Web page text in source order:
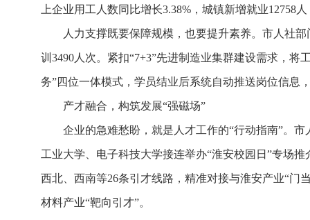
上企业用工人数同比增长3.38%，城镇新增就业12758
人力支撑既要保障规模，也要提升素养。市人社
训3490人次。紧扣“7+3”先进制造业集群建设需求，
务”四位一体模式，学员结业后系统自动推送岗位信息
产才融合，构筑发展“强磁场”
企业的急难愁盼，就是人才工作的“行动指南”。
工业大学、电子科技大学接连举办“淮安校园日”专场
西北、西南等26条引才线路，精准对接与淮安产业“门
材料产业“靶向引才”。